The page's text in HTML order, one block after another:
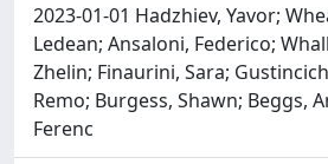
2023-01-01 Hadzhiev, Yavor;
Ledean; Ansaloni, Federico;
Zhelin; Finaurini, Sara;
Remo; Burgess, Shawn; Beggs,
Ferenc